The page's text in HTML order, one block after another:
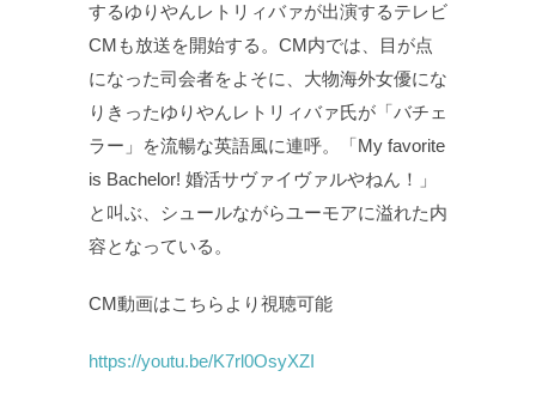
するゆりやんレトリィバァが出演するテレビ
CMも放送を開始する。CM内では、目が点
になった司会者をよそに、大物海外女優にな
りきったゆりやんレトリィバァ氏が「バチェ
ラー」を流暢な英語風に連呼。「My favorite
is Bachelor! 婚活サヴァイヴァルやねん！」
と叫ぶ、シュールながらユーモアに溢れた内
容となっている。
CM動画はこちらより視聴可能
https://youtu.be/K7rl0OsyXZI